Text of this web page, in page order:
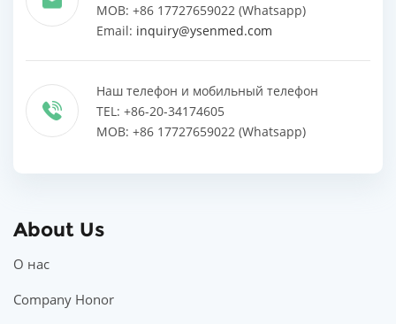
MOB: +86 17727659022 (Whatsapp)
Email: inquiry@ysenmed.com
Наш телефон и мобильный телефон
TEL: +86-20-34174605
MOB: +86 17727659022 (Whatsapp)
About Us
О нас
Company Honor